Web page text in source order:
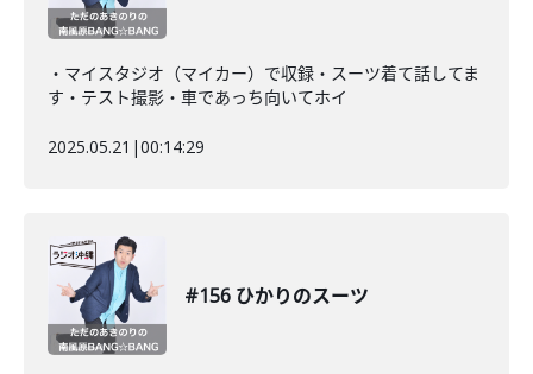
・マイスタジオ（マイカー）で収録・スーツ着て話してま
す・テスト撮影・車であっち向いてホイ
2025.05.21 |00:14:29
#156 ひかりのスーツ